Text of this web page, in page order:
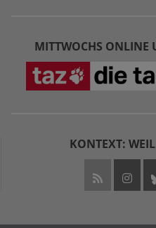
MITTWOCHS ONLINE
KONTEXT: